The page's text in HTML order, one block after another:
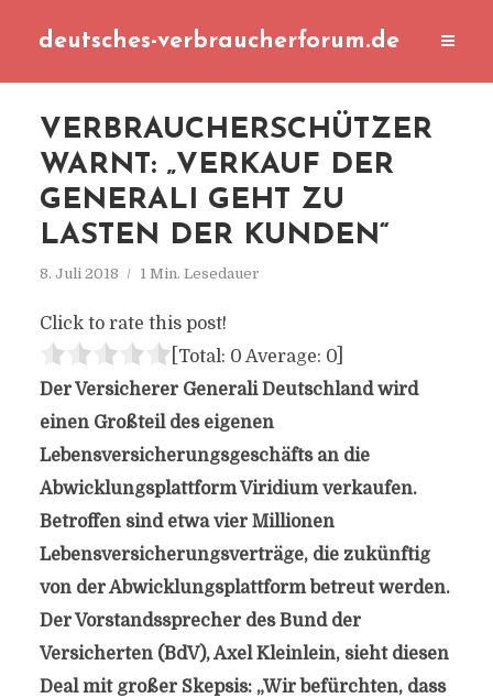
deutsches-verbraucherforum.de
VERBRAUCHERSCHÜTZER
WARNT: „VERKAUF DER
GENERALI GEHT ZU
LASTEN DER KUNDEN“
8. Juli 2018 1 Min. Lesedauer
Click to rate this post!
[Total: 0 Average: 0]
Der Versicherer Generali Deutschland wird
einen Großteil des eigenen
Lebensversicherungsgeschäfts an die
Abwicklungsplattform Viridium verkaufen.
Betroffen sind etwa vier Millionen
Lebensversicherungsverträge, die zukünftig
von der Abwicklungsplattform betreut werden.
Der Vorstandssprecher des Bund der
Versicherten (BdV), Axel Kleinlein, sieht diesen
Deal mit großer Skepsis: „Wir befürchten, dass